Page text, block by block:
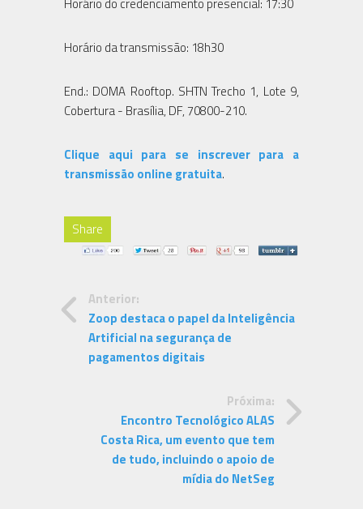
Horário da transmissão: 18h30
End.: DOMA Rooftop. SHTN Trecho 1, Lote 9,
Cobertura - Brasília, DF, 70800-210.
Clique aqui para se inscrever para a
transmissão online gratuita.
Share
Anterior:
Zoop destaca o papel da Inteligência
Artificial na segurança de
pagamentos digitais
Próxima:
Encontro Tecnológico ALAS
Costa Rica, um evento que tem
de tudo, incluindo o apoio de
mídia do NetSeg